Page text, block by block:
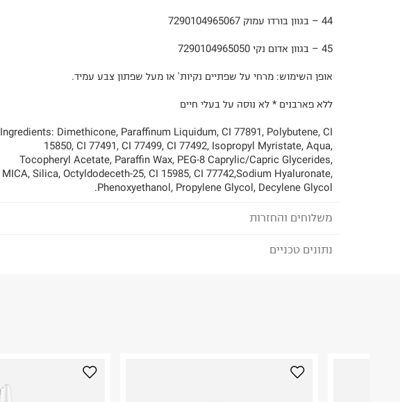
44 – בגוון בורדו עמוק 7290104965067
45 – בגוון אדום נקי 7290104965050
אופן השימוש: מרחי על שפתיים נקיות' או מעל שפתון צבע עמיד.
ללא פארבנים * לא נוסה על בעלי חיים
Ingredients: Dimethicone, Paraffinum Liquidum, CI 77891, Polybutene, CI
15850, CI 77491, CI 77499, CI 77492, Isopropyl Myristate, Aqua,
Tocopheryl Acetate, Paraffin Wax, PEG-8 Caprylic/Capric Glycerides,
MICA, Silica, Octyldodeceth-25, CI 15985, CI 77742,Sodium Hyaluronate,
Phenoxyethanol, Propylene Glycol, Decylene Glycol.
משלוחים והחזרות
לבחירת בשיטת המשלוח המתאימה לכם,
לפני החזרת החבילה, חשוב להדביק את מדבקת הגוביינא על גבי החבילה
נתונים טכניים
בית פוקס-רח' החרמון